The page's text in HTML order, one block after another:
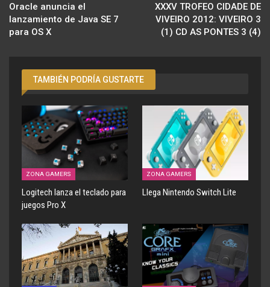
Oracle anuncia el
lanzamiento de Java SE 7
para OS X
XXXV TROFEO CIDADE DE
VIVEIRO 2012: VIVEIRO 3
(1) CD AS PONTES 3 (4)
TAMBIÉN PODRÍA GUSTARTE
ZONA GAMERS
Logitech lanza el teclado para
juegos Pro X
ZONA GAMERS
Llega Nintendo Switch Lite